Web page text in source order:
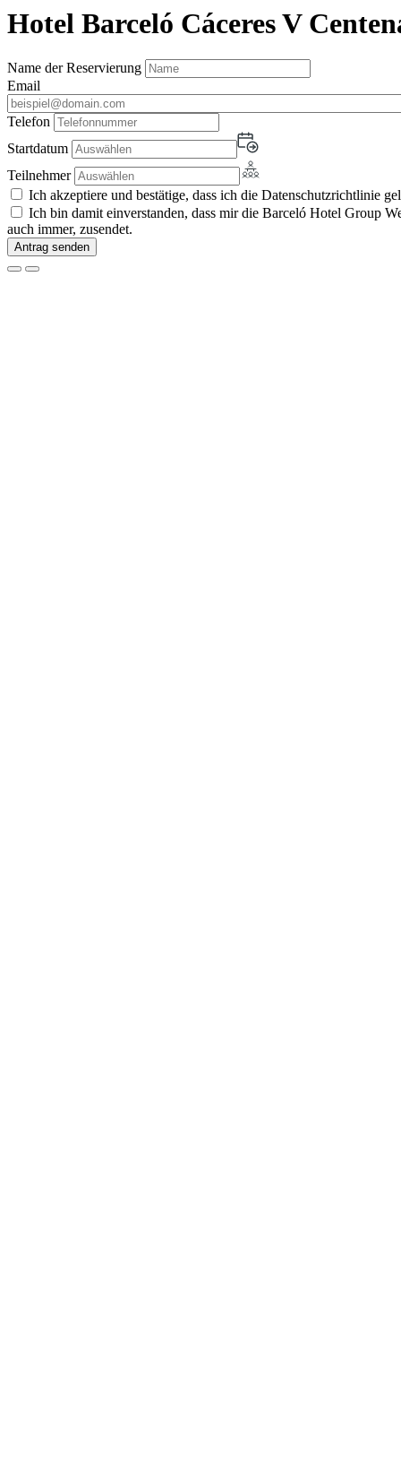
Hotel Barceló Cáceres V
Name der Reservierung
Email
Telefon
Startdatum
Teilnehmer
Ich akzeptiere und bestätige, dass ich die Datenschutzrichtlinie
Ich bin damit einverstanden, dass mir die Barceló Hotel Group
auch immer, zusendet.
Antrag senden